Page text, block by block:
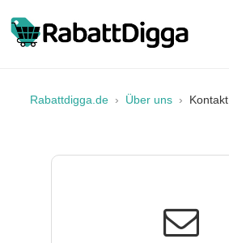
Rabattdigga.de Über uns Kontakt